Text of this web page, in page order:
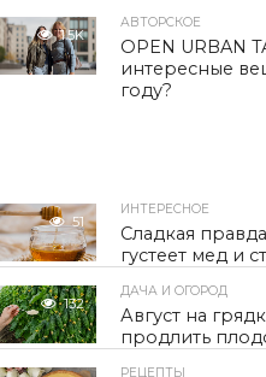
1.5K
АВТОРСКОЕ
OPEN URBAN
интересные
году?
51
ИНТЕРЕСНОЕ
Сладкая
густеет мед и
132
ДАЧА И ОГОРОД
Август на
продлить
РЕЦЕПТЫ